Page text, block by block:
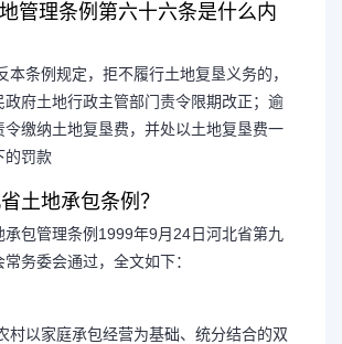
管理条例第六十六条是什么内
本条例规定，拒不履行土地复垦义务的，
政府土地行政主管部门责令限期改正；逾
令缴纳土地复垦费，并处以土地复垦费一
的罚款
土地承包条例？
包管理条例1999年9月24日河北省第九
务委会通过，全文如下：
村以家庭承包经营为基础、统分结合的双
土地管理条例,河
例第六十六条是什
土地管理条例第六十六
条例规定，拒不履行土地
土地行政主管部门责令限